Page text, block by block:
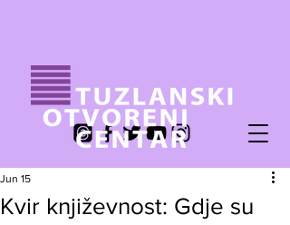
Kvir književnost: Gdje su
Jun 15